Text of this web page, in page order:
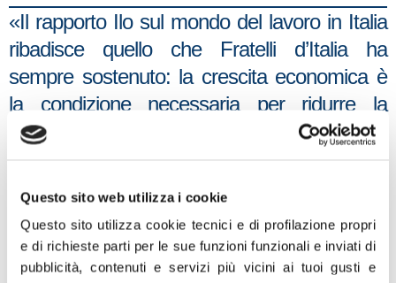
Questo sito web utilizza i cookie
Questo sito utilizza cookie tecnici e di profilazione propri
e di richieste parti per le sue funzioni funzionali e inviati di
pubblicità, contenuti e servizi più vicini ai tuoi gusti e
«Il rapporto Ilo sul mondo del lavoro in Italia
ribadisce quello che Fratelli d’Italia ha
sempre sostenuto: la crescita economica è
la condizione necessaria per ridurre la
disoccupazione, perché se l’economia
riforma del mercato del lavoro che possa
tutelare l’occupazione. E una misura come la
‘staffetta generazionale’, pur condivisibile in
linea di principio, da sola rischia di essere un